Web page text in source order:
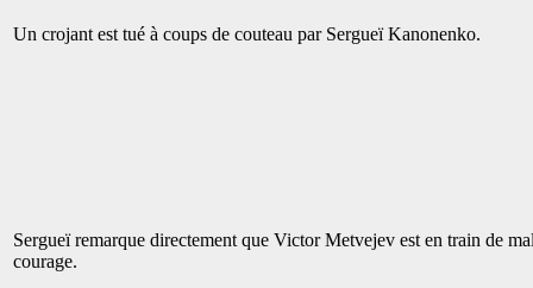
Un crojant est tué à coups de couteau par Sergueï Kanonenko.
Sergueï remarque directement que Victor Metvejev est en train de
courage.